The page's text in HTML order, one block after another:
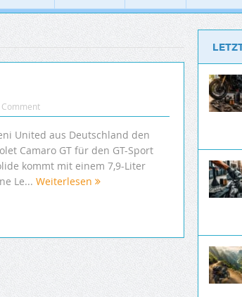
Comment
United aus Deutschland den
Camaro GT für den GT-Sport
kommt mit einem 7,9-Liter
Le... Weiterlesen